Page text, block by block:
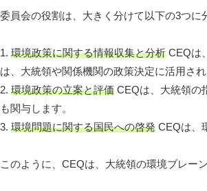
委員会の役割は、大きく分けて以下の3つに
1. 環境政策に関する情報収集と分析 CEQは
は、大統領や関係機関の政策決定に活用され
2. 環境政策の立案と評価 CEQは、大統領の
も関与します。
3. 環境問題に関する国民への啓発 CEQは、
このように、CEQは、大統領の環境ブレー